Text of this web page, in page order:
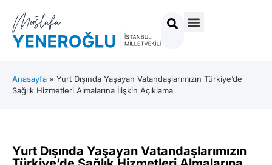
Anasayfa » Yurt Dışında Yaşayan Vatandaşlarımızın Türkiye’de
Sağlık Hizmetleri Almalarına İlişkin Açıklama
Yurt Dışında Yaşayan Vatandaşlarımızın